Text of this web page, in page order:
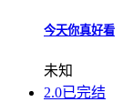
今天你真好看
未知
2.0已完结